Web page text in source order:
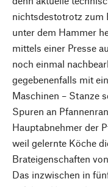
nichtsdestotrotz zum
unter dem Hammer
mittels einer Presse
noch einmal
gegebenenfalls mit
Maschinen – Stanze
Spuren an
Hauptabnehmer der
weil gelernte Köche
Brateigenschaften
Das inzwischen in